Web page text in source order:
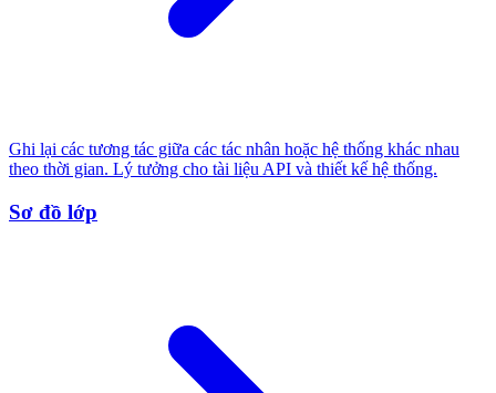
Ghi lại các tương tác giữa các tác nhân hoặc hệ thống khác nhau
theo thời gian. Lý tưởng cho tài liệu API và thiết kế hệ thống.
Sơ đồ lớp